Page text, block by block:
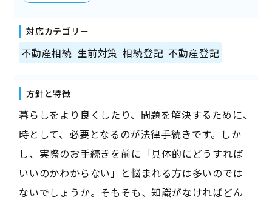
対応カテゴリー
不動産相続 生前対策 相続登記 不動産登記
方針と特徴
暮らしをより良くしたり、問題を解決するために、
時として、必要となるのが法律手続きです。しか
し、実際のお手続きを前に「具体的にどうすれば
いいのかわからない」と悩まれる方は多いのでは
ないでしょうか。そもそも、知識がなければどん